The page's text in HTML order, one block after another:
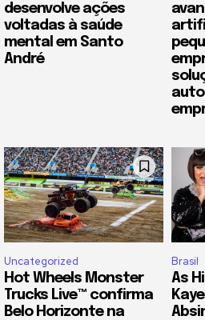
desenvolve ações
voltadas à saúde
mental em Santo
André
Uncategorized
Hot Wheels Monster
Trucks Live™ confirma
Belo Horizonte na
Brasil
As